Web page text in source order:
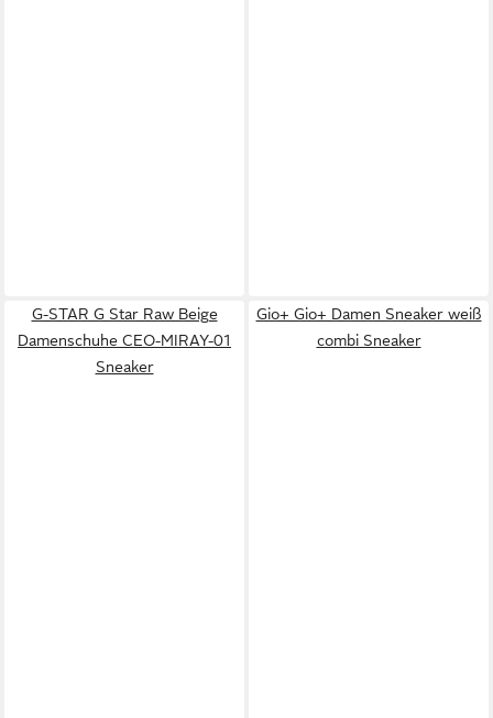
G-STAR G Star Raw Beige
Damenschuhe CEO-MIRAY-01
Sneaker
Gio+ Gio+ Damen Sneaker weiß
combi Sneaker